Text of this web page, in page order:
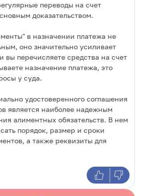
переводы на счет
доказательством.
в назначении платежа не
оно значительно усиливает
вы перечисляете средства на счет
назначение платежа, это
у суда.
удостоверенного соглашения
является наиболее надежным
алиментных обязательств. В нем
порядок, размер и сроки
а также реквизиты для